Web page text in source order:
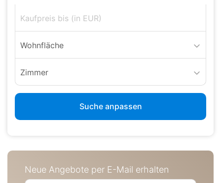
Wohnfläche
Zimmer
Suche anpassen
Neue Angebote per E-Mail erhalten